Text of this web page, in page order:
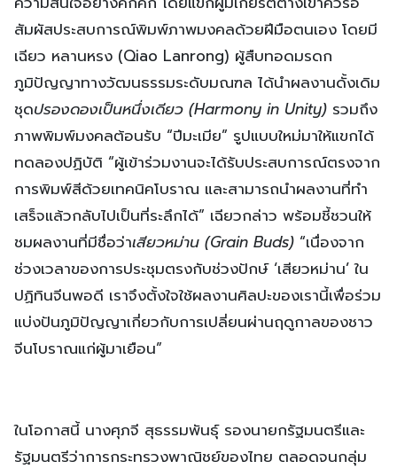
สัมผัสประสบการณ์พิมพ์ภาพมงคลด้วยฝีมือตนเอง โดยมี
เฉียว หลานหรง (Qiao Lanrong) ผู้สืบทอดมรดก
ภูมิปัญญาทางวัฒนธรรมระดับมณฑล ได้นำผลงานดั้งเดิม
ชุดปรองดองเป็นหนึ่งเดียว (Harmony in Unity) รวมถึง
ภาพพิมพ์มงคลต้อนรับ “ปีมะเมีย” รูปแบบใหม่มาให้แขกได้
ทดลองปฏิบัติ “ผู้เข้าร่วมงานจะได้รับประสบการณ์ตรงจาก
การพิมพ์สีด้วยเทคนิคโบราณ และสามารถนำผลงานที่ทำ
เสร็จแล้วกลับไปเป็นที่ระลึกได้” เฉียวกล่าว พร้อมชี้ชวนให้
ชมผลงานที่มีชื่อว่าเสียวหม่าน (Grain Buds) “เนื่องจาก
ช่วงเวลาของการประชุมตรงกับช่วงปักษ์ ‘เสียวหม่าน’ ใน
ปฏิทินจีนพอดี เราจึงตั้งใจใช้ผลงานศิลปะของเรานี้เพื่อร่วม
แบ่งปันภูมิปัญญาเกี่ยวกับการเปลี่ยนผ่านฤดูกาลของชาว
จีนโบราณแก่ผู้มาเยือน”
ในโอกาสนี้ นางศุภจี สุธรรมพันธุ์ รองนายกรัฐมนตรีและ
รัฐมนตรีว่าการกระทรวงพาณิชย์ของไทย ตลอดจนกลุ่ม